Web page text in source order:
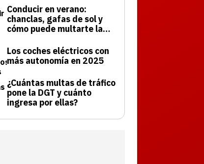
Conducir en verano:
chanclas, gafas de sol y
cómo puede multarte la
Los coches eléctricos con
más autonomía en 2025
¿Cuántas multas de tráfico
pone la DGT y cuánto
ingresa por ellas?